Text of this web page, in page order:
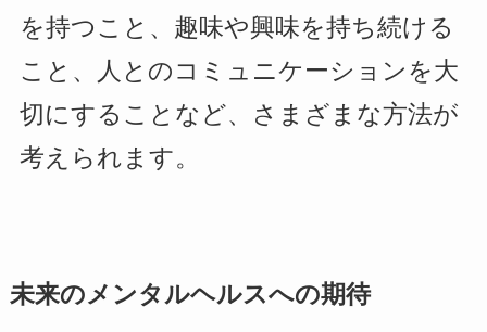
を持つこと、趣味や興味を持ち続ける
こと、人とのコミュニケーションを大
切にすることなど、さまざまな方法が
考えられます。
未来のメンタルヘルスへの期待